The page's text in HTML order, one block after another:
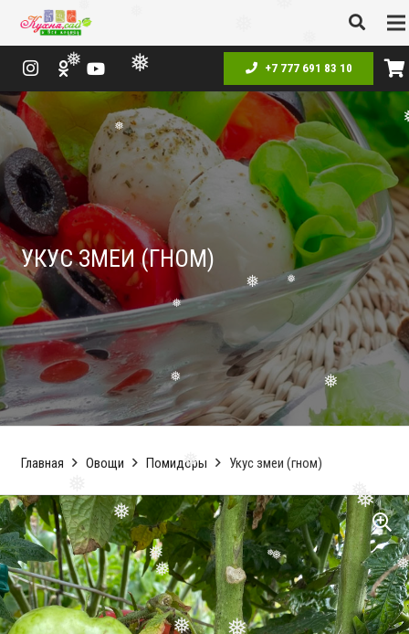
❅
❅
❅
❅
❅
❅
❅
❅
❅
❅
❅
❅ ❅
❅
❅
❅ ❅
❅
❅
❅
+7 777 691 83 10
УКУС ЗМЕИ (ГНОМ)
Главная Овощи Помидоры Укус змеи (гном)